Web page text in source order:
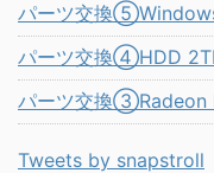
パーツ交換
パーツ交換④HDD
パーツ交換③Radeon
Tweets by snapstroll